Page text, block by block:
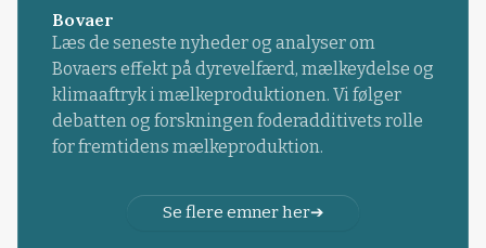
Bovaer
Læs de seneste nyheder og analyser om
Bovaers effekt på dyrevelfærd, mælkeydelse og
klimaaftryk i mælkeproduktionen. Vi følger
debatten og forskningen foderadditivets rolle
for fremtidens mælkeproduktion.
Se flere emner her